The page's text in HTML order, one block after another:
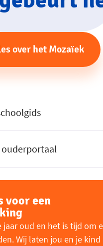
over het Mozaïek
voor een
jaar oud en het is tijd om
Wij laten jou en je kind